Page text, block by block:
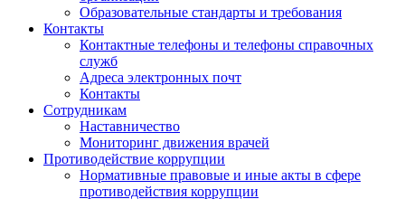
Образовательные стандарты и требования
Контакты
Контактные телефоны и телефоны справочных
служб
Адреса электронных почт
Контакты
Сотрудникам
Наставничество
Мониторинг движения врачей
Противодействие коррупции
Нормативные правовые и иные акты в сфере
противодействия коррупции